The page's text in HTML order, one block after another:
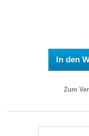
In den
Zum